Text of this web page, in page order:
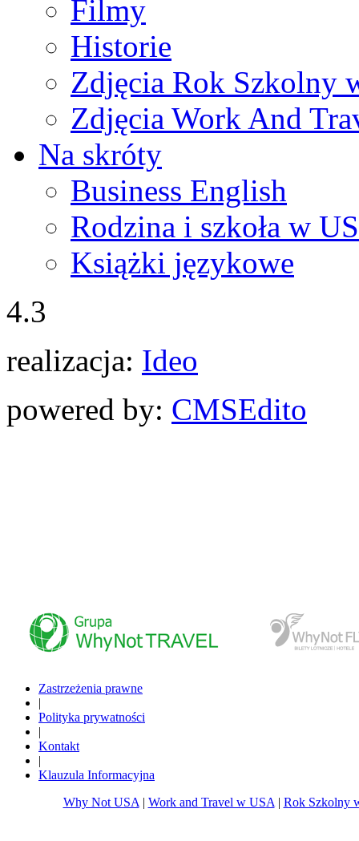
Filmy
Historie
Zdjęcia Rok Szkolny
Zdjęcia Work And
Na skróty
Business English
Rodzina i szkoła w
Książki językowe
4.3
realizacja: Ideo
powered by: CMSEdito
Zastrzeżenia prawne
|
Polityka prywatności
|
Kontakt
|
Klauzula Informacyjna
Why Not USA | Work and Travel w USA | Rok Szkolny